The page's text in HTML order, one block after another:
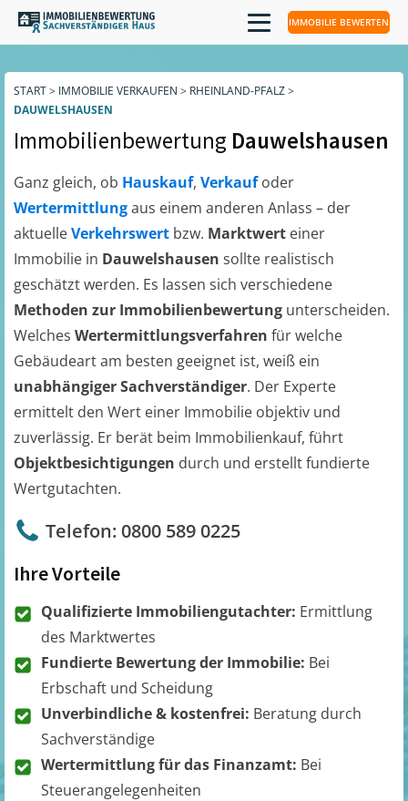
IMMOBILIE BEWERTEN
START> IMMOBILIE VERKAUFEN > RHEINLAND-PFALZ>
DAUWELSHAUSEN
Immobilienbewertung Dauwelshausen
Ganz gleich, ob Hauskauf, Verkaufoder
Wertermittlungaus einem anderen Anlass – der
aktuelleVerkehrswert bzw. Marktwert einer
Immobilie in Dauwelshausen sollte realistisch
geschätzt werden. Es lassen sich verschiedene
Methoden zur Immobilienbewertung unterscheiden.
Welches Wertermittlungsverfahren für welche
Gebäudeart am besten geeignet ist, weiß ein
unabhängiger Sachverständiger. Der Experte
ermittelt den Wert einer Immobilie objektiv und
zuverlässig. Er berät beim Immobilienkauf, führt
Objektbesichtigungen durch und erstellt fundierte
Wertgutachten.
Telefon: 0800 589 0225
Ihre Vorteile
Qualifizierte Immobiliengutachter: Ermittlung
des Marktwertes
Fundierte Bewertung der Immobilie: Bei
Erbschaft und Scheidung
Unverbindliche & kostenfrei: Beratung durch
Sachverständige
Wertermittlung für das Finanzamt: Bei
Steuerangelegenheiten